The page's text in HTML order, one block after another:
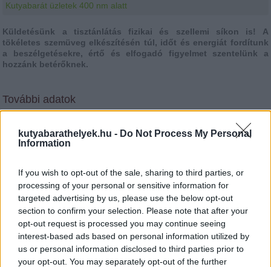
kutyabarathelyek.hu - Do Not Process My Personal
Information
If you wish to opt-out of the sale, sharing to third parties, or
processing of your personal or sensitive information for
targeted advertising by us, please use the below opt-out
section to confirm your selection. Please note that after your
opt-out request is processed you may continue seeing
interest-based ads based on personal information utilized by
us or personal information disclosed to third parties prior to
your opt-out. You may separately opt-out of the further
Kutyabarát üzletek 400 nm alatt
Küldetésünk a tisztánlátás fizikai és szellemi síkon is! A
tökéletes szemüveg elkészítésén túl, időt és energiát fordítunk
a beszélgetésekre, értő és elfogadó figyelmet szentelünk a
hozzánk betérőknek.
További adatok
Cím:
Építők útja 1/1
Telefonszám:+3675310516
E-mail: optika@szembogar.hu
Facebook oldal: https://www.facebook.com/paksoptika
Kutya bevihető az üzletbe:
Zsuzsa: mesterlátszerész, optometrista
Melinda: látszerész, funkcionális optometrista
Segítünk, ha nem látsz élesen távolra/közelre. Ha tanulási
nehézséged van, ha fejfájós vagy.